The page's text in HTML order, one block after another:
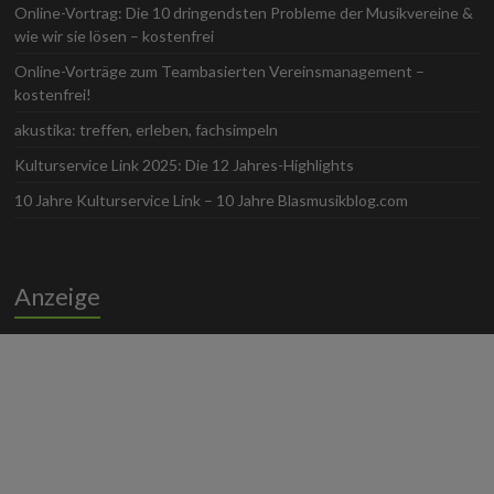
Online-Vortrag: Die 10 dringendsten Probleme der Musikvereine &
wie wir sie lösen – kostenfrei
Online-Vorträge zum Teambasierten Vereinsmanagement –
kostenfrei!
akustika: treffen, erleben, fachsimpeln
Kulturservice Link 2025: Die 12 Jahres-Highlights
10 Jahre Kulturservice Link – 10 Jahre Blasmusikblog.com
Anzeige